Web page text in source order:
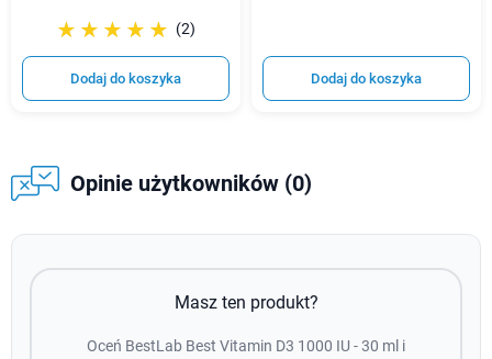
☆☆☆☆☆
★★★★★ (2)
Dodaj do koszyka Dodaj do koszyka
Opinie użytkowników (0)
Masz ten produkt?
Oceń BestLab Best Vitamin D3 1000 IU - 30 ml i